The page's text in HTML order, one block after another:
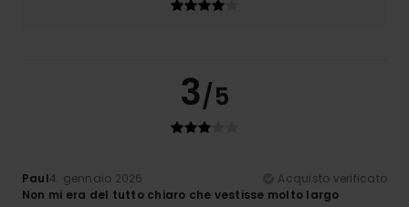
3/5
Paul4. gennaio 2026
Acquisto verificato
Non mi era del tutto chiaro che vestisse molto largo